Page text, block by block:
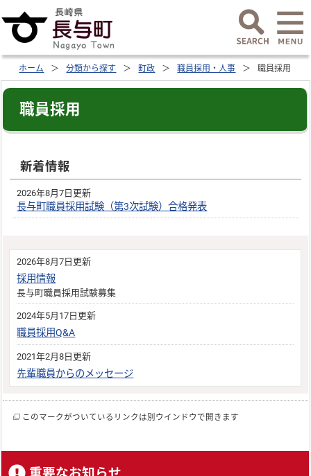
ホーム 分類から探す 町政 職員採用・人事 職員採用
職員採用
新着情報
2026年8月7日更新
長与町職員採用試験（第3次試験）合格発表
2026年8月7日更新
採用情報
長与町職員採用試験募集
2024年5月17日更新
職員採用Q&A
2021年2月8日更新
先輩職員からのメッセージ
このマークがついているリンクは別ウインドウで開きます